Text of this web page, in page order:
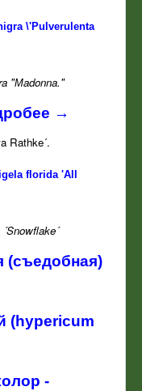
\'Pulverulenta
"Мadonna."
→
Rathke´.
florida 'All
(съедобная)
(hypericum
-